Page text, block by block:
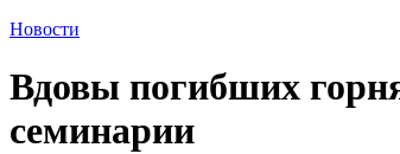
Новости
Вдовы погибших
семинарии